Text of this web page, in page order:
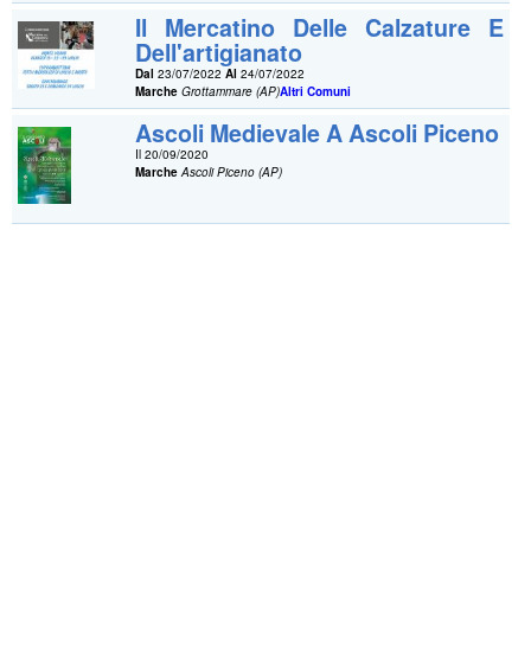
Il Mercatino Delle Calzature E
Dell'artigianato
Dal 23/07/2022Al 24/07/2022
Marche Grottammare (AP)Altri Comuni
Ascoli Medievale A Ascoli Piceno
Il 20/09/2020
Marche Ascoli Piceno (AP)